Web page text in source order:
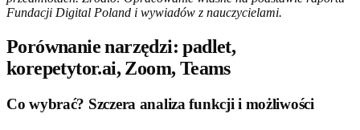
Fundacji Digital Poland i wywiadów z nauczycielami.
Porównanie narzędzi: padlet,
korepetytor.ai, Zoom, Teams
Co wybrać? Szczera analiza funkcji i możliwości